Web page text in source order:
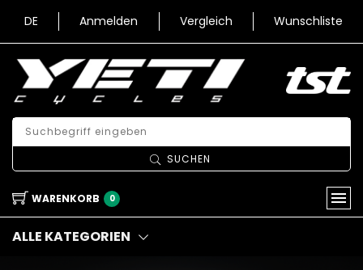
DE Anmelden Vergleich Wunschliste
SUCHEN
WARENKORB 0
ALLE KATEGORIEN